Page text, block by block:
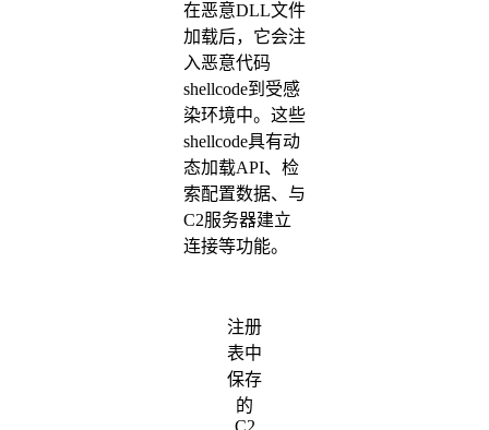
在恶意DLL文件
加载后，它会注
入恶意代码
shellcode到受感
染环境中。这些
shellcode具有动
态加载API、检
索配置数据、与
C2服务器建立
连接等功能。
注册
表中
保存
的